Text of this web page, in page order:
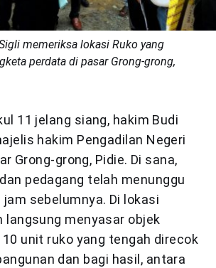
memeriksa lokasi Ruko yang
perdata di pasar Grong-grong,
11 jelang siang, hakim Budi
hakim Pengadilan Negeri
Grong-grong, Pidie. Di sana,
pedagang telah menunggu
sebelumnya. Di lokasi
langsung menyasar objek
unit ruko yang tengah direcok
dan bagi hasil, antara